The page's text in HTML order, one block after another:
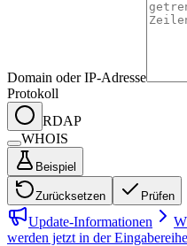
Domain oder IP-Adresse
Protokoll
RDAP
WHOIS
Beispiel
Zurücksetzen Prüfen
Update-Informationen
werden jetzt in der